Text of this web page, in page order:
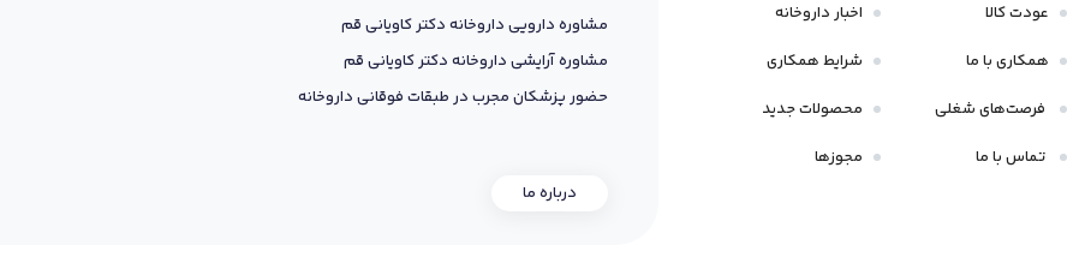
عودت کالا
همکاری با ما
فرصت‌های شغلی
تماس با ما
اخبار داروخانه
شرایط همکاری
محصولات جدید
مجوزها
مشاوره دارویی داروخانه دکتر کاویانی قم
مشاوره آرایشی داروخانه دکتر کاویانی قم
حضور پزشکان مجرب در طبقات فوقانی داروخانه
درباره ما